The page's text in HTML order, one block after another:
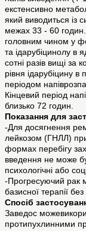
екстенсивно
який виводиться із
межах 33 - 60
головним чином у
та ідарубіцинолу в
сотні разів вищі за
рівня ідарубіцину в
періодом
Кінцевий період
близько 72 годин.
Показання для
-Для досягнення
лейкозом (ГНЛЛ) при
формах перебігу
введення не може
психологічні або
-Прогресуючий рак
базисної терапії
Спосіб
Заведос
протипухлинними